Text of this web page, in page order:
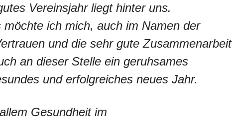
Vereinsjahr liegt hinter uns.
ich mich, auch im Namen der
und die sehr gute Zusammenarbeit
an dieser Stelle ein geruhsames
und erfolgreiches neues Jahr.
Gesundheit im